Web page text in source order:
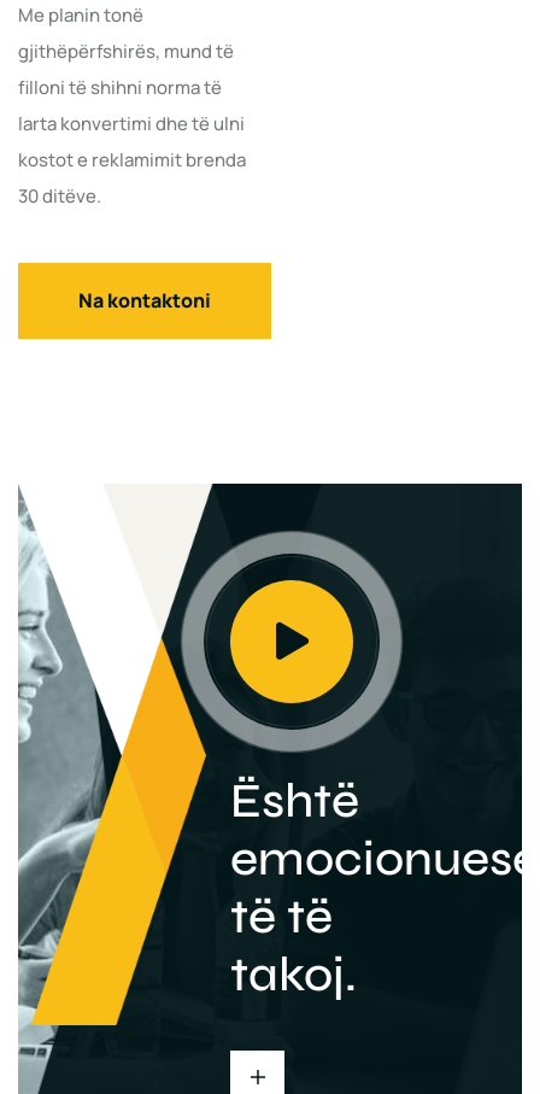
Me planin tonë
gjithëpërfshirës, mund të
filloni të shihni norma të
larta konvertimi dhe të ulni
kostot e reklamimit brenda
30 ditëve.
Na kontaktoni
Është
emocionuese
të të
takoj.